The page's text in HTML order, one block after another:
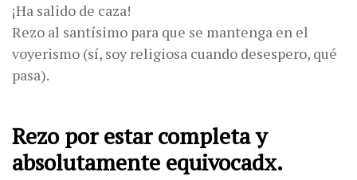
¡Ha salido de caza!
Rezo al santísimo para que se mantenga en el
voyerismo (sí, soy religiosa cuando desespero, qué
pasa).
Rezo por estar completa y
absolutamente equivocadx.